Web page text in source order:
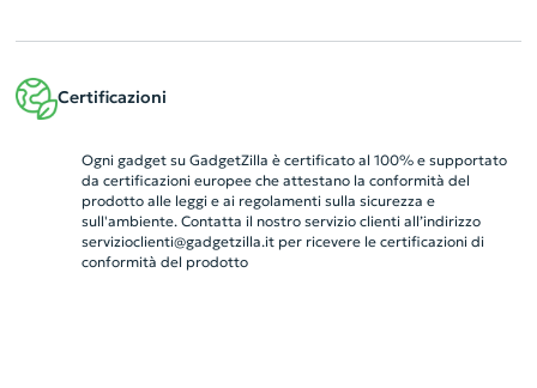
Certificazioni
Ogni gadget su GadgetZilla è certificato al 100% e supportato
da certificazioni europee che attestano la conformità del
prodotto alle leggi e ai regolamenti sulla sicurezza e
sull'ambiente. Contatta il nostro servizio clienti all’indirizzo
servizioclienti@gadgetzilla.itper ricevere le certificazioni di
conformità del prodotto